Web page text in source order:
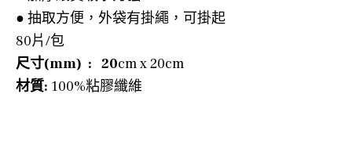
● 抽取方便，外袋有掛繩，可掛起
80片/包
尺寸(mm) : 20cm x 20cm
材質: 100%粘膠纖維